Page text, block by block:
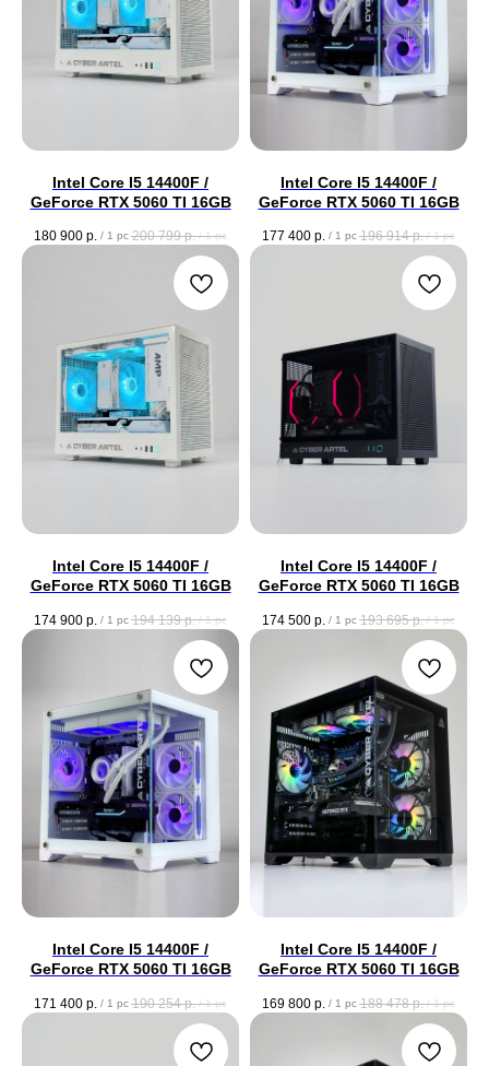
Intel Core I5 14400F /
GeForce RTX 5060 TI 16GB
180 900 р. / 1 pc 200 799 р. / 1 pc
Intel Core I5 14400F /
GeForce RTX 5060 TI 16GB
177 400 р. / 1 pc 196 914 р. / 1 pc
Intel Core I5 14400F /
GeForce RTX 5060 TI 16GB
174 900 р. / 1 pc 194 139 р. / 1 pc
Intel Core I5 14400F /
GeForce RTX 5060 TI 16GB
174 500 р. / 1 pc 193 695 р. / 1 pc
Intel Core I5 14400F /
GeForce RTX 5060 TI 16GB
171 400 р. / 1 pc 190 254 р. / 1 pc
Intel Core I5 14400F /
GeForce RTX 5060 TI 16GB
169 800 р. / 1 pc 188 478 р. / 1 pc